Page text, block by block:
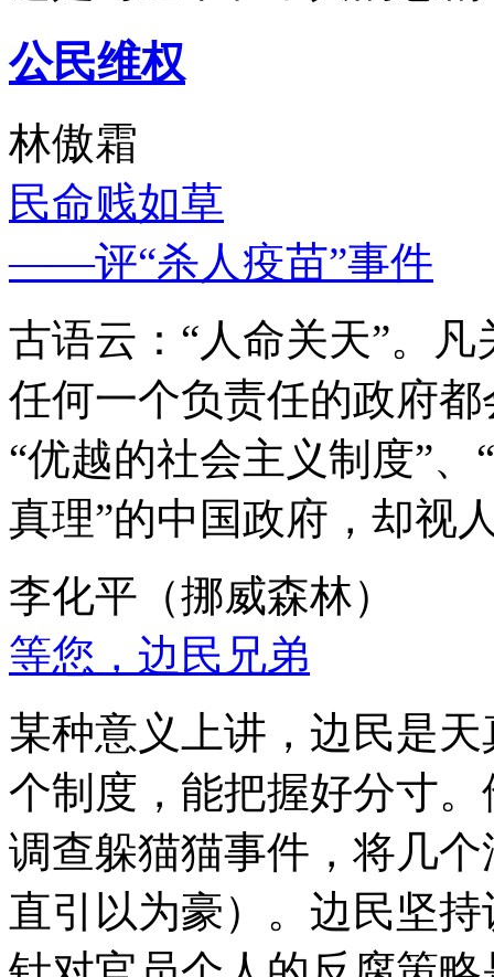
公民维权
林傲霜
民命贱如草
——评“杀人疫苗”事件
古语云：“人命关天”。
任何一个负责任的政府
“优越的社会主义制度”
真理”的中国政府，却视
李化平（挪威森林）
等您，边民兄弟
某种意义上讲，边民是
个制度，能把握好分寸
调查躲猫猫事件，将几
直引以为豪）。边民坚